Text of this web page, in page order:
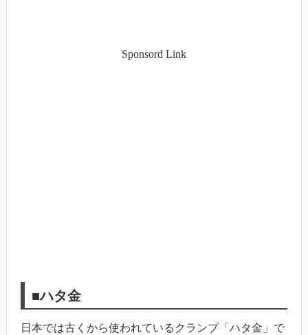
Sponsord Link
■ハタ金
日本では古くから使われているクランプ「ハタ金」で